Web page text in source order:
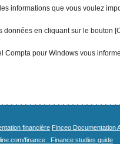
informations que vous voulez
données en cliquant sur le bouton
Compta pour Windows vous
financière Finceo Documentation
finance : Finance studies guide